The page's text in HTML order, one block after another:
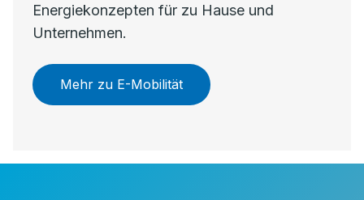
Energiekonzepten für zu Hause und
Unternehmen.
Mehr zu E-Mobilität